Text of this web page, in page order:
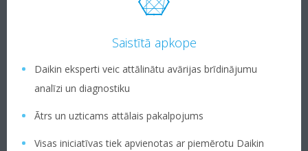
Saistītā apkope
Daikin eksperti veic attālinātu avārijas brīdinājumu
analīzi un diagnostiku
Ātrs un uzticams attālais pakalpojums
Visas iniciatīvas tiek apvienotas ar piemērotu Daikin